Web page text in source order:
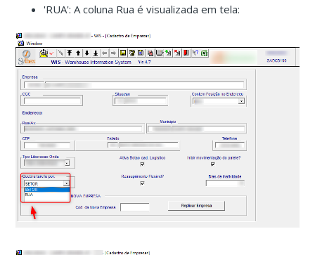
'RUA': A coluna Rua é visualizada em tela: